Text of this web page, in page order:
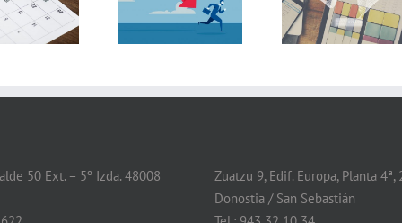
pérdidas de los
ejercicios 2020 y
2021 a los efectos
información del
periodo medio de
50 Ext. – 5º Izda. 48008
Zuatzu 9, Edif. Europa, Planta 4ª,
Donostia / San Sebastián